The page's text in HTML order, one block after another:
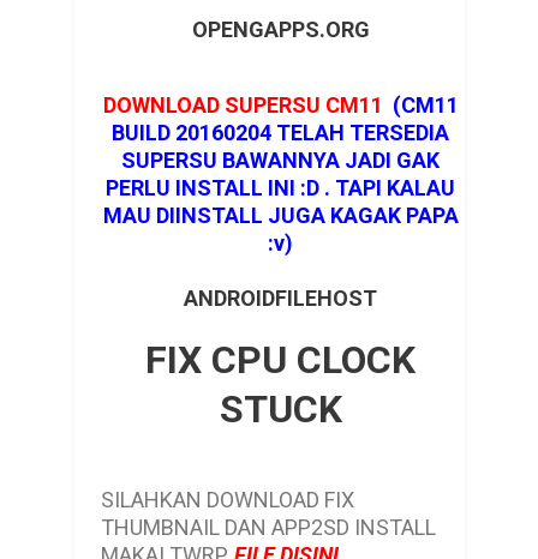
OPENGAPPS.ORG
DOWNLOAD SUPERSU CM11 (CM11
BUILD 20160204 TELAH TERSEDIA
SUPERSU BAWANNYA JADI GAK
PERLU INSTALL INI :D . TAPI KALAU
MAU DIINSTALL JUGA KAGAK PAPA
:v)
ANDROIDFILEHOST
FIX CPU CLOCK
STUCK
SILAHKAN DOWNLOAD FIX
THUMBNAIL DAN APP2SD INSTALL